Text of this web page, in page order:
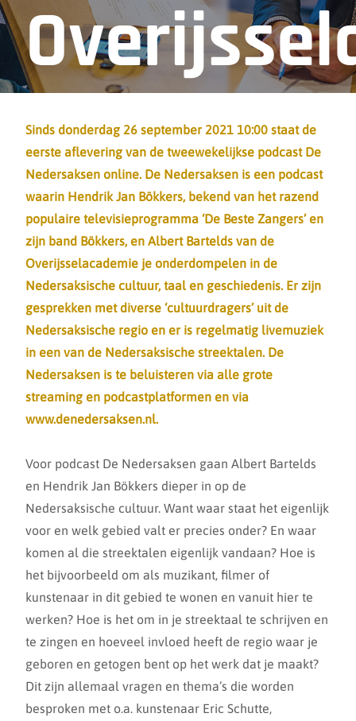
De
Sinds donderdag 26 september 2021 10:00 staat de
eerste aflevering van de tweewekelijkse podcast De
Nedersaksen online. De Nedersaksen is een podcast
waarin Hendrik Jan Bökkers, bekend van het razend
populaire televisieprogramma ‘De Beste Zangers’ en
zijn band Bökkers, en Albert Bartelds van de
Overijsselacademie je onderdompelen in de
Nedersaksische cultuur, taal en geschiedenis. Er zijn
gesprekken met diverse ‘cultuurdragers’ uit de
Nedersaksische regio en er is regelmatig livemuziek
in een van de Nedersaksische streektalen. De
Nedersaksen is te beluisteren via alle grote
streaming en podcastplatformen en via
www.denedersaksen.nl.
Voor podcast De Nedersaksen gaan Albert Bartelds
en Hendrik Jan Bökkers dieper in op de
Nedersaksische cultuur. Want waar staat het eigenlijk
voor en welk gebied valt er precies onder? En waar
komen al die streektalen eigenlijk vandaan? Hoe is
het bijvoorbeeld om als muzikant, filmer of
kunstenaar in dit gebied te wonen en vanuit hier te
werken? Hoe is het om in je streektaal te schrijven en
te zingen en hoeveel invloed heeft de regio waar je
geboren en getogen bent op het werk dat je maakt?
Dit zijn allemaal vragen en thema’s die worden
besproken met o.a. kunstenaar Eric Schutte,